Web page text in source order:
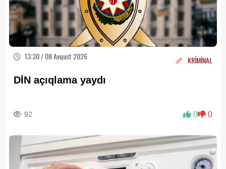
13:30 / 08 Avqust 2026 KRİMİNAL
DİN açıqlama yaydı
92 0 0